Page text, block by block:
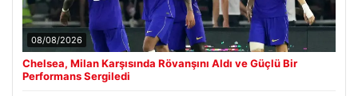
08/08/2026
Chelsea, Milan Karşısında Rövanşını Aldı ve Güçlü Bir
Performans Sergiledi